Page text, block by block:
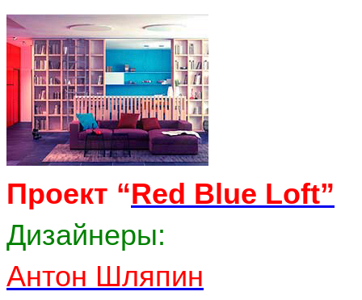
Проект “Red Blue Loft”
Дизайнеры:
Антон Шляпин